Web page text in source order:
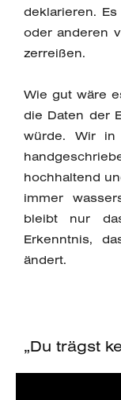
deklarieren.
oder anderen
zerreißen.
Wie gut wäre
die Daten der
würde. Wir
hochhaltend
immer
bleibt nur
Erkenntnis,
ändert.
„Du trägst